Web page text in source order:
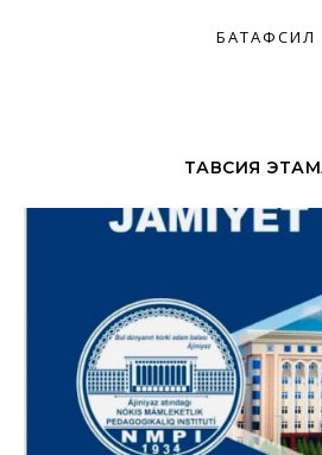
БАТАФСИЛ
ТАВСИЯ